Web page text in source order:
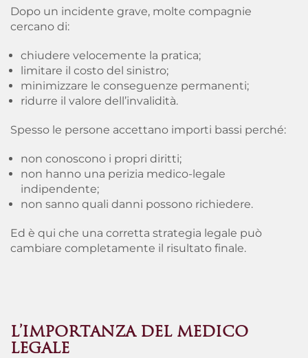
Dopo un incidente grave, molte compagnie
cercano di:
chiudere velocemente la pratica;
limitare il costo del sinistro;
minimizzare le conseguenze permanenti;
ridurre il valore dell’invalidità.
Spesso le persone accettano importi bassi perché:
non conoscono i propri diritti;
non hanno una perizia medico-legale
indipendente;
non sanno quali danni possono richiedere.
Ed è qui che una corretta strategia legale può
cambiare completamente il risultato finale.
L’IMPORTANZA DEL MEDICO
LEGALE